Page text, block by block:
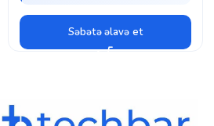
Səbətə əlavə et